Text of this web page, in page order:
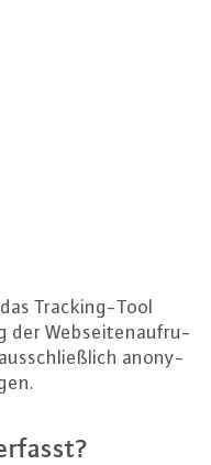
Tracking-Tool
der Web­sei­ten­auf­ru­
an­ony­